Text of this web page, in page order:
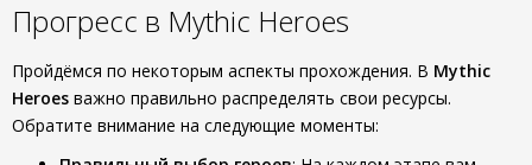
Прогресс в Mythic Heroes
Пройдёмся по некоторым аспекты прохождения. В Mythic
Heroes важно правильно распределять свои ресурсы.
Обратите внимание на следующие моменты: